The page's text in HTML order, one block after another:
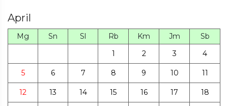
April
Mg Sn Sl Rb Km Jm
Sb
1
2 3 4
5 6 7 8 9 10 11
12 13 14 15 16 17 18